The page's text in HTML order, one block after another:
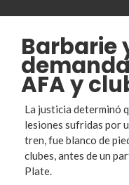
Barbarie
AFA y
La justicia determinó
lesiones sufridas por
tren, fue blanco de
clubes, antes de un
Plate.